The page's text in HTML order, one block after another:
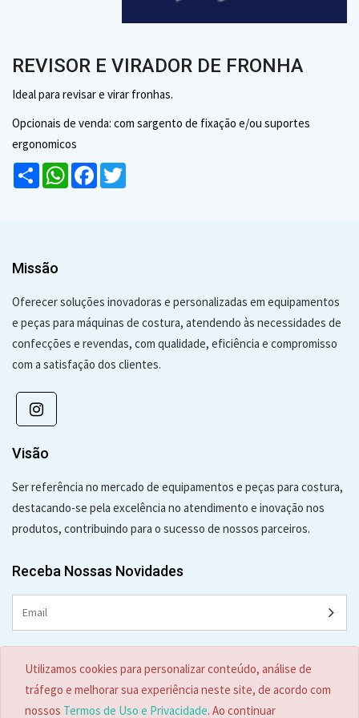
REVISOR E VIRADOR DE FRONHA
Ideal para revisar e virar fronhas.
Opcionais de venda: com sargento de fixação e/ou suportes
ergonomicos
Compartilhar
WhatsAppFacebook
Twitter
Missão
Oferecer soluções inovadoras e personalizadas em equipamentos
e peças para máquinas de costura, atendendo às necessidades de
confecções e revendas, com qualidade, eficiência e compromisso
com a satisfação dos clientes.
Visão
Ser referência no mercado de equipamentos e peças para costura,
destacando-se pela excelência no atendimento e inovação nos
produtos, contribuindo para o sucesso de nossos parceiros.
Receba Nossas Novidades
(47) 3329-4442
ecade@ecade.com.br
Utilizamos cookies para personalizar conteúdo, análise de
tráfego e melhorar sua experiência neste site, de acordo com
nossos Termos de Uso e Privacidade. Ao continuar